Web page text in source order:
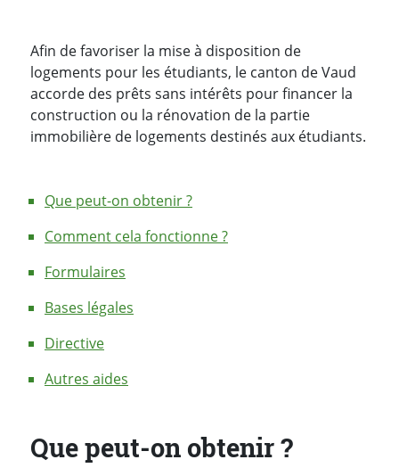
Afin de favoriser la mise à disposition de
logements pour les étudiants, le canton de Vaud
accorde des prêts sans intérêts pour financer la
construction ou la rénovation de la partie
immobilière de logements destinés aux étudiants.
Que peut-on obtenir ?
Comment cela fonctionne ?
Formulaires
Bases légales
Directive
Autres aides
Que peut-on obtenir ?